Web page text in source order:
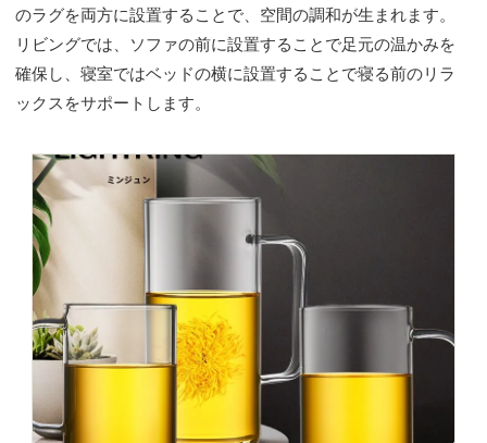
のラグを両方に設置することで、空間の調和が生まれます。
リビングでは、ソファの前に設置することで足元の温かみを
確保し、寝室ではベッドの横に設置することで寝る前のリラ
ックスをサポートします。